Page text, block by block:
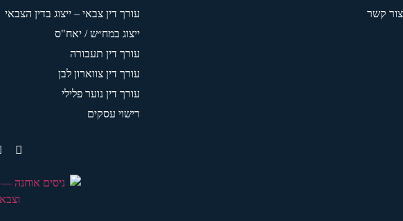
צור קשר
עורך דין צבאי – ייצוג בדין הצבאי
ייצוג במח״ש / יאח"ס
עורך דין תעבורה
עורך דין צווארון לבן
עורך דין נוער פלילי
רישוי עסקים